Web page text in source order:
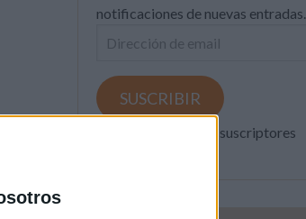
notificaciones de nuevas entradas.
Dirección
email
SUSCRIBIR
Únete a otros 371K suscriptores